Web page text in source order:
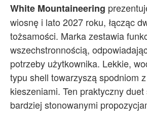
White Mountaineering
wiosnę i lato 2027 roku, łącząc
tożsamości. Marka zestawia
wszechstronnością,
potrzeby użytkownika. Lekkie,
typu shell towarzyszą spodniom
kieszeniami. Ten praktyczny
bardziej stonowanymi